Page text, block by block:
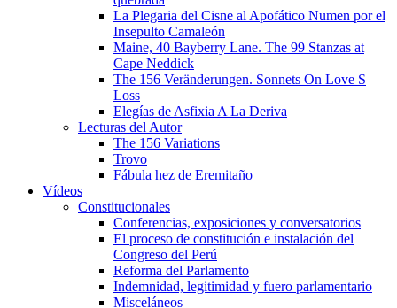
La Plegaria del Cisne al Apofático Numen por el
Insepulto Camaleón
Maine, 40 Bayberry Lane. The 99 Stanzas at
Cape Neddick
The 156 Veränderungen. Sonnets On Love S
Loss
Elegías de Asfixia A La Deriva
Lecturas del Autor
The 156 Variations
Trovo
Fábula hez de Eremitaño
Vídeos
Constitucionales
Conferencias, exposiciones y conversatorios
El proceso de constitución e instalación del
Congreso del Perú
Reforma del Parlamento
Indemnidad, legitimidad y fuero parlamentario
Misceláneos